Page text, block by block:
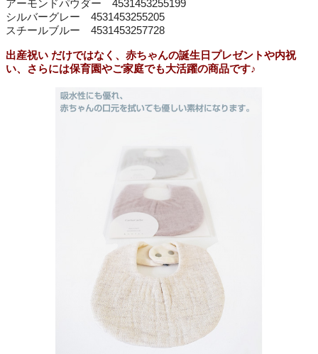
アーモンドパウダー 4531453255199
シルバーグレー 4531453255205
スチールブルー 4531453257728
出産祝い だけではなく、赤ちゃんの誕生日プレゼントや内祝
い、さらには保育園やご家庭でも大活躍の商品です♪